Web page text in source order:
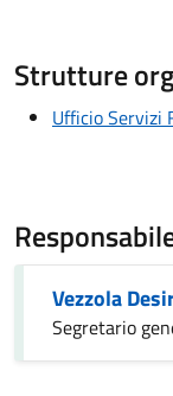
Strutture
Ufficio Servizi
Vezzola
Segretario